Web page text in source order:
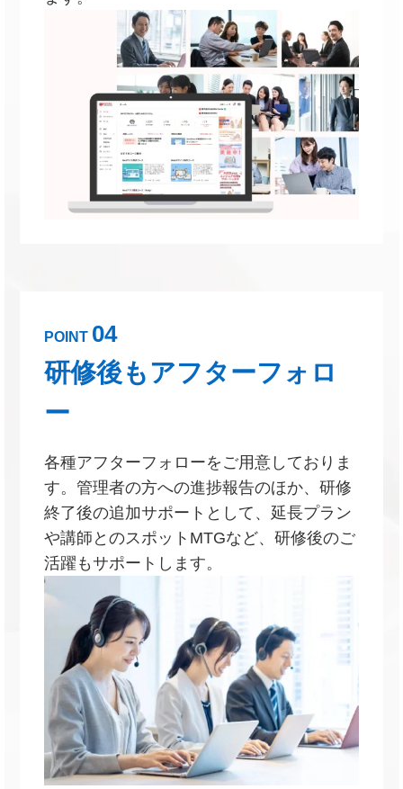
POINT 04
研修後もアフターフォロ
ー
各種アフターフォローをご用意しておりま
す。管理者の方への進捗報告のほか、研修
終了後の追加サポートとして、延長プラン
や講師とのスポットMTGなど、研修後のご
活躍もサポートします。